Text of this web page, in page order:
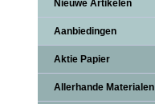
Nieuwe Artikelen
Aanbiedingen
Aktie Papier
Allerhande Materialen